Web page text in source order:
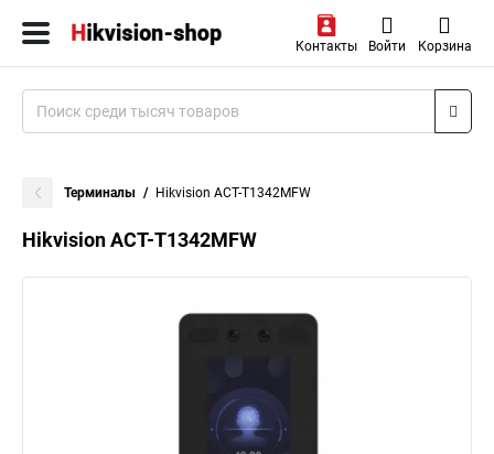
Контакты Войти Корзина
Терминалы Hikvision ACT-T1342MFW
Hikvision ACT-T1342MFW